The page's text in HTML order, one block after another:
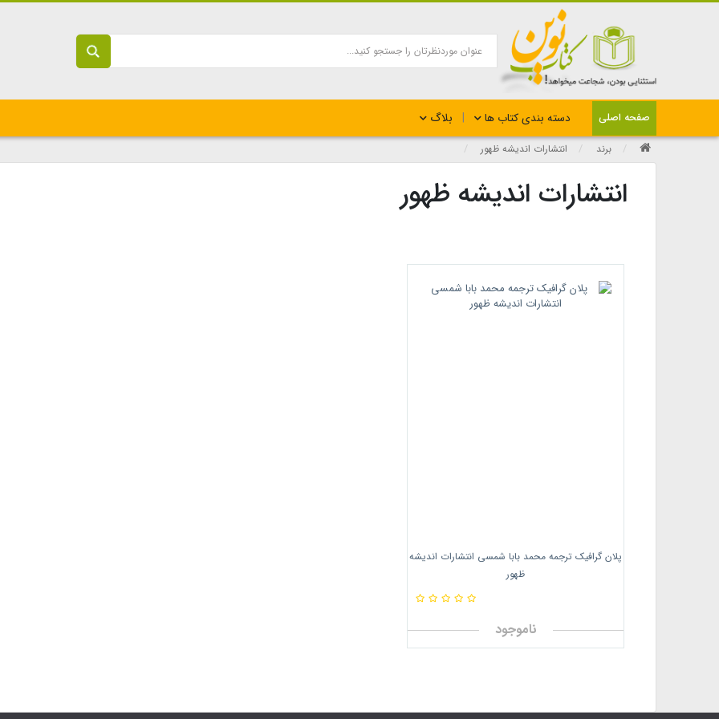
صفحه اصلی دسته بندی کتاب ها بلاگ
برند
انتشارات اندیشه ظهور
انتشارات اندیشه ظهور
پلان گرافیک ترجمه محمد بابا شمسی انتشارات اندیشه
ظهور
ناموجود